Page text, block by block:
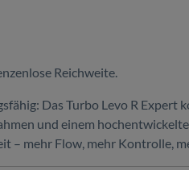
Reichweite.
Das Turbo Levo R Expert
und einem
– mehr Flow, mehr Kontrolle,